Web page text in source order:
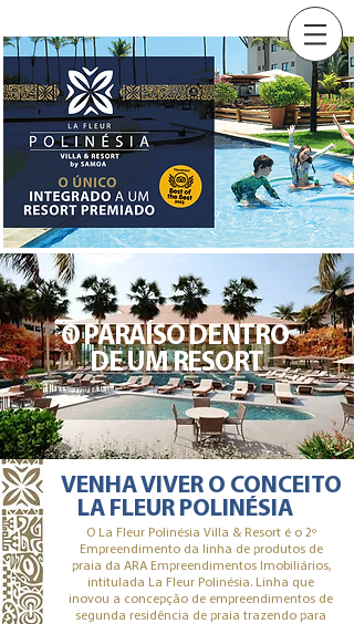
O PARAÍSO DENTRO
DE UM RESORT
VENHA VIVER O CONCEITO
O La Fleur Polinésia Villa & Resort é o 2º
Empreendimento da linha de produtos de
praia da ARA Empreendimentos Imobiliários,
intitulada La Fleur Polinésia. Linha que
inovou a concepção de empreendimentos de
segunda residência de praia trazendo para
LA FLEUR POLINÉSIA